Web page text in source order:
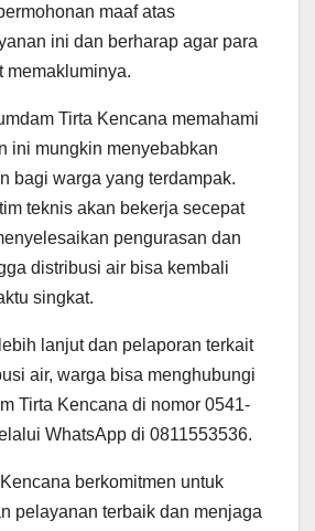
maaf atas
ini dan berharap agar para
memakluminya.
Tirta Kencana memahami
ini mungkin menyebabkan
bagi warga yang terdampak.
teknis akan bekerja secepat
pengurasan dan
distribusi air bisa kembali
singkat.
lanjut dan pelaporan terkait
air, warga bisa menghubungi
Tirta Kencana di nomor 0541-
WhatsApp di 0811553536.
berkomitmen untuk
pelayanan terbaik dan menjaga